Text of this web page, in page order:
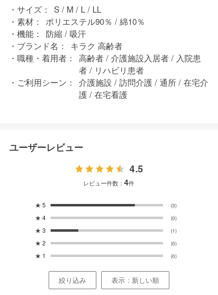
サイズ：
S / M / L / LL
素材：
ポリエステル90％ / 綿10％
機能：
防縮 / 吸汗
ブランド名：
キラク 高齢者
職種・着用者：
高齢者 / 介護施設入居者 / 入院患
者 / リハビリ患者
ご利用シーン：
介護施設 / 訪問介護 / 通所 / 在宅介
護 / 在宅看護
ユーザーレビュー
4.5
レビュー件数：4件
★ 5 (3)
★ 4 (0)
★ 3 (1)
★ 2 (0)
★ 1 (0)
絞り込み 表示：新しい順